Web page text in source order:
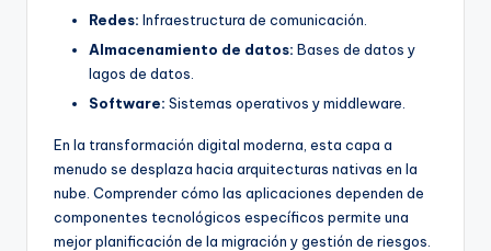
Redes: Infraestructura de comunicación.
Almacenamiento de datos: Bases de datos y
lagos de datos.
Software: Sistemas operativos y middleware.
En la transformación digital moderna, esta capa a
menudo se desplaza hacia arquitecturas nativas en la
nube. Comprender cómo las aplicaciones dependen de
componentes tecnológicos específicos permite una
mejor planificación de la migración y gestión de riesgos.